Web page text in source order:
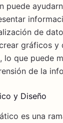
puede
de
gráficos y
lo que puede
de la
y Diseño
es una